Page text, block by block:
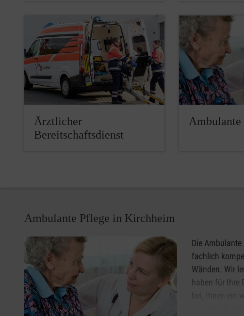
Ärztlicher
Bereitschaftsdienst
Ambulante
Ambulante Pflege in Kirchheim
Die
fachlich
Wänden. Wir
haben für Ihre